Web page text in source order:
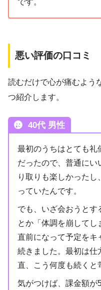
です。
悪い評価の口コミ
読むだけで心が痛むよう
つ紹介します。
40代 男性
最初のうちはとても礼
だったので、普通にい
り取りも楽しかった
っていたんです。
でも、いざ会おうとす
とか「体調を崩してし
直前になって予定をキ
続きました。最初は仕
直、こう何度も続くと
気がつけば、課金額が